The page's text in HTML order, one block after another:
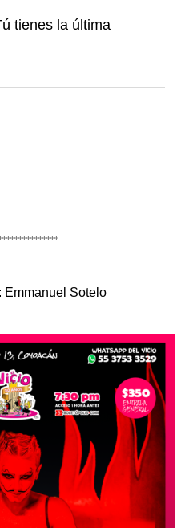
tienes la última
Emmanuel Sotelo